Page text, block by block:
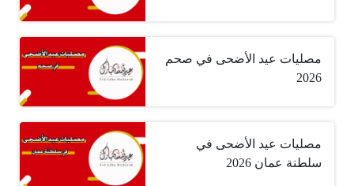
مصليات عيد الأضحى في صحم
2026
مصليات عيد الأضحى في
سلطنة عمان 2026